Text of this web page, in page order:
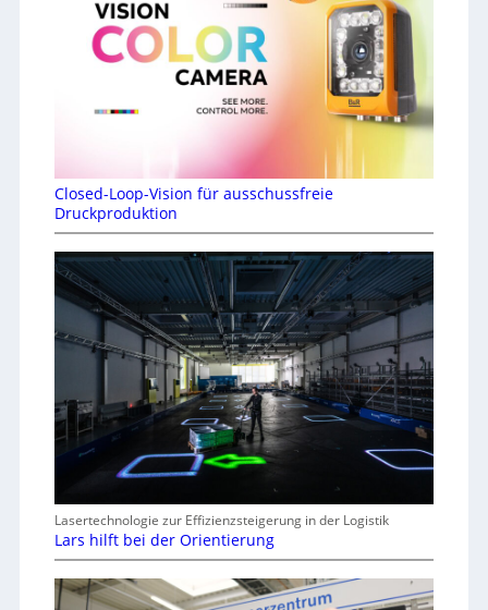
Closed-Loop-Vision für ausschussfreie
Druckproduktion
Lasertechnologie zur Effizienzsteigerung in der Logistik
Lars hilft bei der Orientierung